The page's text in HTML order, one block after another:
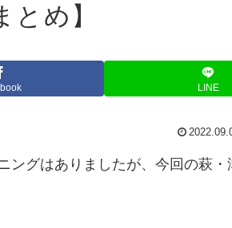
め】
LINE
ングはありましたが、今回の萩・